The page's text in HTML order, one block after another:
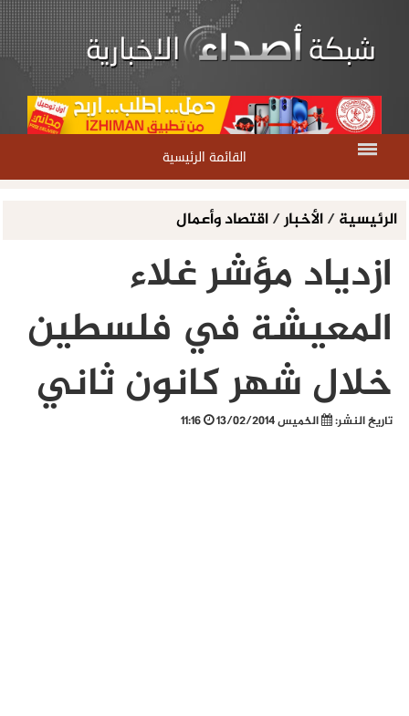
القائمة الرئيسية
الرئيسية/الأخبار/اقتصاد وأعمال
ازدياد مؤشر غلاء
المعيشة في فلسطين
خلال شهر كانون ثاني
تاريخ النشر: الخميس 13/02/2014